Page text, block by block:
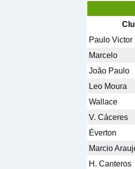
Paulo Victor
Marcelo
João Paulo
Leo Moura
Wallace
V. Cáceres
Éverton
Marcio
H. Canteros